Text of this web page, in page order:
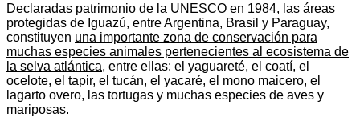
Declaradas patrimonio de la UNESCO en 1984, las áreas
protegidas de Iguazú, entre Argentina, Brasil y Paraguay,
constituyen una importante zona de conservación para
muchas especies animales pertenecientes al ecosistema de
la selva atlántica, entre ellas: el yaguareté, el coatí, el
ocelote, el tapir, el tucán, el yacaré, el mono maicero, el
lagarto overo, las tortugas y muchas especies de aves y
mariposas.